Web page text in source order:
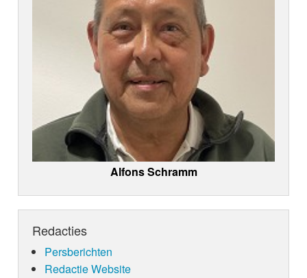
Alfons Schramm
Redacties
Persberichten
Redactie Website